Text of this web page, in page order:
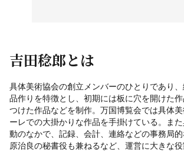
吉田稔郎とは
具体美術協会の創立メンバーのひとりであり
品作りを特徴とし、初期には板に穴を開けた
つけた作品などを制作。万国博覧会では具体
ーレでの大掛かりな作品を手掛けている。ま
動のなかで、記録、会計、連絡などの事務局
原治良の秘書役も兼ねるなど、運営に大きな